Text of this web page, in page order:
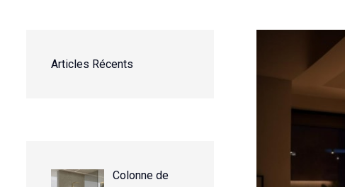
Articles Récents
Colonne de